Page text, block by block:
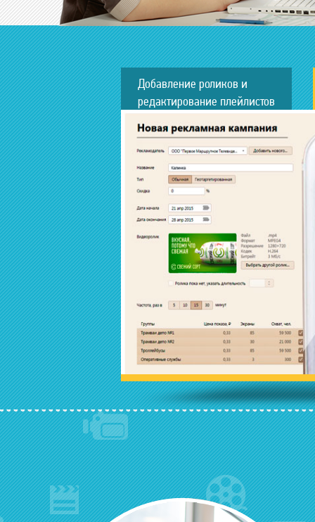
Добавление роликов и
редактирование плейлистов